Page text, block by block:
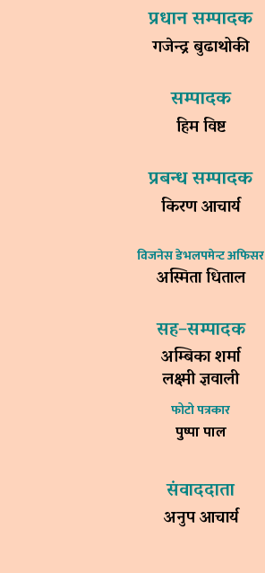
प्रधान सम्पादक
गजेन्द्र बुढाथोकी
सम्पादक
हिम विष्ट
प्रबन्ध सम्पादक
किरण आचार्य
विजनेस डेभलपमेन्ट अफिसर
अस्मिता धिताल
सह–सम्पादक
अम्बिका शर्मा
लक्ष्मी ज्ञवाली
फोटो पत्रकार
पुष्पा पाल
संवाददाता
अनुप आचार्य